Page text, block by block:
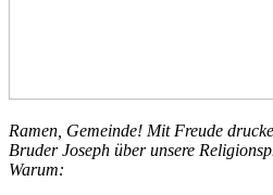
Ramen, Gemeinde! Mit Freude
Bruder Joseph über unsere
Warum: